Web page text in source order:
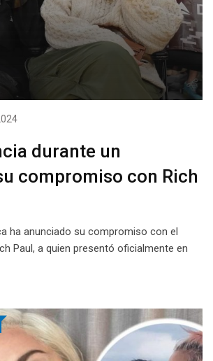
durante un
compromiso con Rich
ha anunciado su compromiso con el
Paul, a quien presentó oficialmente en